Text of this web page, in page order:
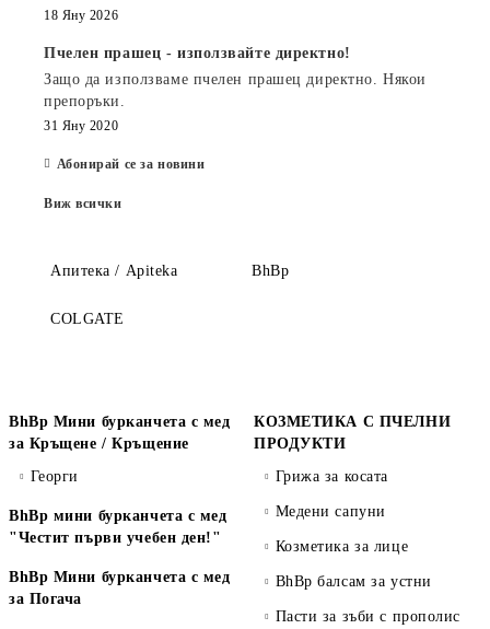
18 Яну 2026
Пчелен прашец - използвайте директно!
Защо да използваме пчелен прашец директно. Някои
препоръки.
31 Яну 2020
Абонирай се за новини
Виж всички
Апитека / Apiteka BhBp
COLGATE
BhBp Мини бурканчета с мед
за Кръщене / Кръщение
Георги
BhBp мини бурканчета с мед
"Честит първи учебен ден!"
BhBp Мини бурканчета с мед
за Погача
КОЗМЕТИКА С ПЧЕЛНИ
ПРОДУКТИ
Грижа за косата
Медени сапуни
Козметика за лице
BhBp балсам за устни
Пасти за зъби с прополис